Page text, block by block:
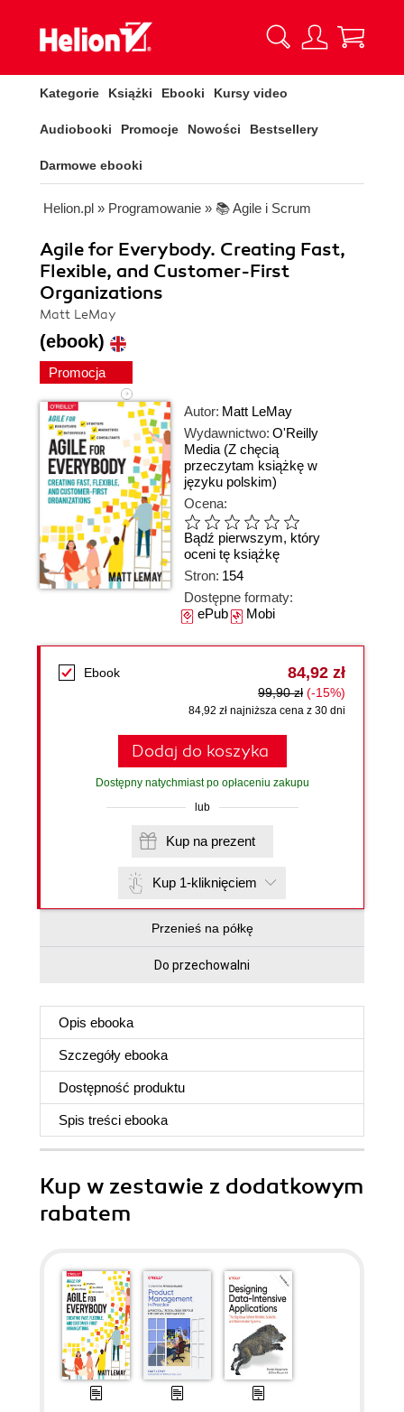
Kategorie Książki Ebooki Kursy video
Audiobooki Promocje Nowości Bestsellery
Darmowe ebooki
Helion.pl » Programowanie » 📚 Agile i Scrum
Agile for Everybody. Creating Fast,
Flexible, and Customer-First
Organizations
Matt LeMay
(ebook)
Promocja
Autor: Matt LeMay
Wydawnictwo: O'Reilly
Media (Z chęcią
przeczytam książkę w
języku polskim)
Ocena:
Bądź pierwszym, który
oceni tę książkę
Stron: 154
Dostępne formaty:
ePubMobi
Ebook 84,92 zł
99,90 zł (-15%)
84,92 zł najniższa cena z 30 dni
Dodaj do koszyka
Dostępny natychmiast po opłaceniu zakupu
lub
Kup na prezent
Kup 1-kliknięciem
Przenieś na półkę
Do przechowalni
Opis ebooka
Szczegóły ebooka
Dostępność produktu
Spis treści ebooka
Kup w zestawie z dodatkowym
rabatem